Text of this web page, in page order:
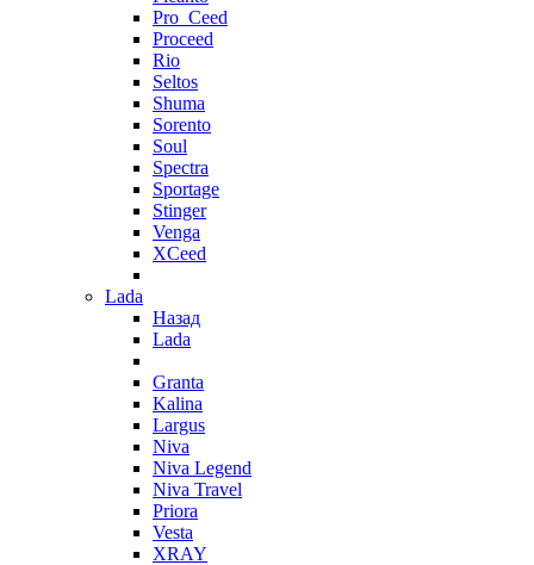
Pro_Ceed
Proceed
Rio
Seltos
Shuma
Sorento
Soul
Spectra
Sportage
Stinger
Venga
XCeed
Lada
Назад
Lada
Granta
Kalina
Largus
Niva
Niva Legend
Niva Travel
Priora
Vesta
XRAY